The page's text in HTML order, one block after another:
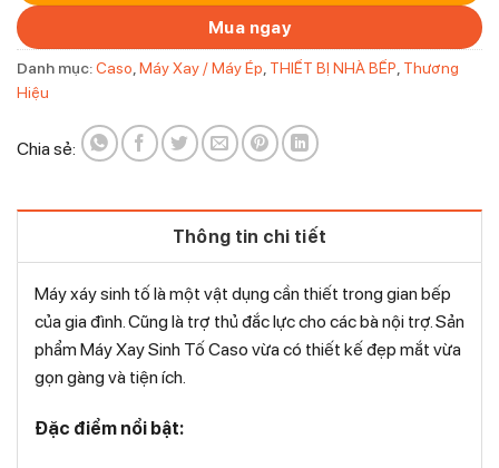
Mua ngay
Danh mục:Caso Máy Xay / Máy Ép THIẾT BỊ NHÀ BẾP Thương
Hiệu
Chia sẻ:
Thông tin chi tiết
Máy xáy sinh tố là một vật dụng cần thiết trong gian bếp
của gia đình. Cũng là trợ thủ đắc lực cho các bà nội trợ. Sản
phẩm Máy Xay Sinh Tố Caso vừa có thiết kế đẹp mắt vừa
gọn gàng và tiện ích.
Đặc điểm nổi bật: